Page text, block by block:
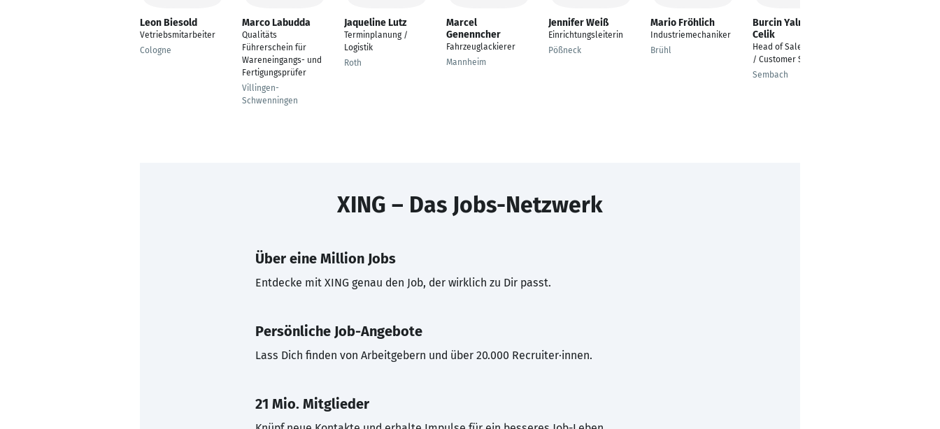
Leon Biesold
Vetriebsmitarbeiter
Cologne
Marco Labudda
Qualitäts
Führerschein für
Wareneingangs- und
Fertigungsprüfer
Villingen-
Schwenningen
Jaqueline Lutz
Terminplanung /
Logistik
Roth
Marcel
Genenncher
Fahrzeuglackierer
Mannheim
Jennifer Weiß
Einrichtungsleiterin
Pößneck
Mario Fröhlich
Industriemechaniker
Brühl
Burcin Yalman-
Celik
Head of Sales Service
/ Customer Service
Sembach
XING – Das Jobs-Netzwerk
Über eine Million Jobs
Entdecke mit XING genau den Job, der wirklich zu Dir passt.
Persönliche Job-Angebote
Lass Dich finden von Arbeitgebern und über 20.000 Recruiter·innen.
21 Mio. Mitglieder